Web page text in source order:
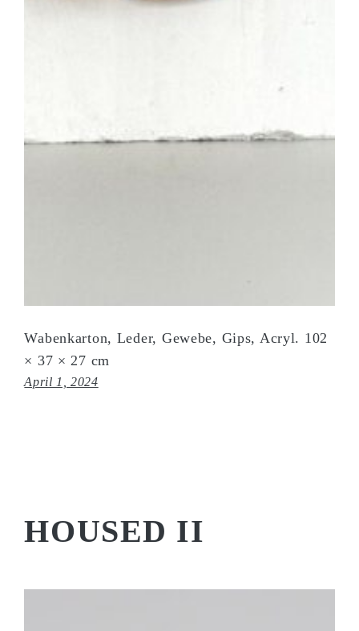
Wabenkarton, Leder, Gewebe, Gips, Acryl. 102
× 37 × 27 cm
April 1, 2024
HOUSED II